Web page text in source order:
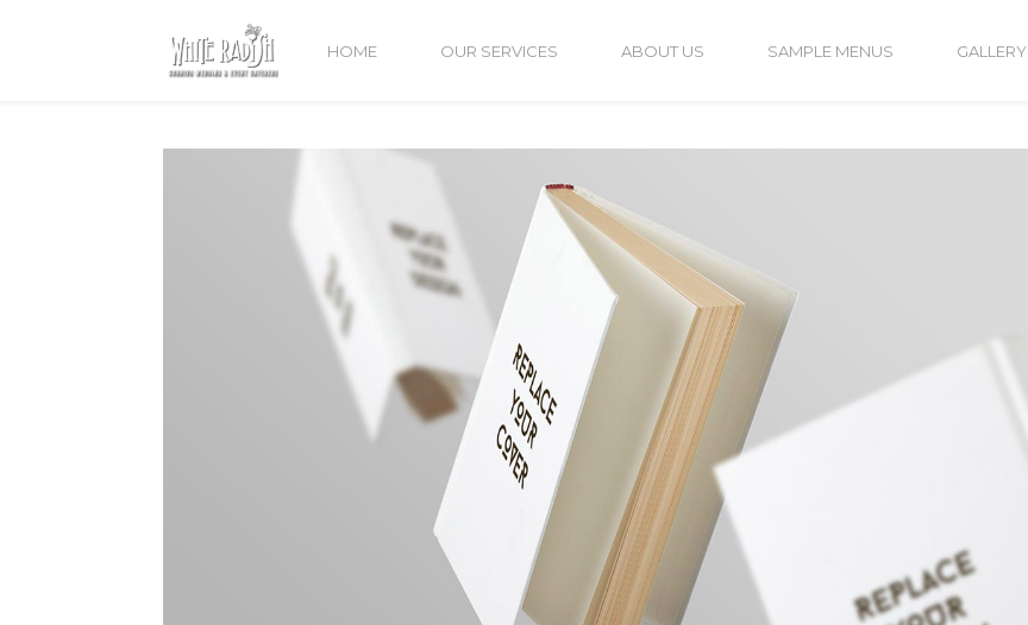
HOME OUR SERVICES ABOUT US SAMPLE MENUS GALLERY